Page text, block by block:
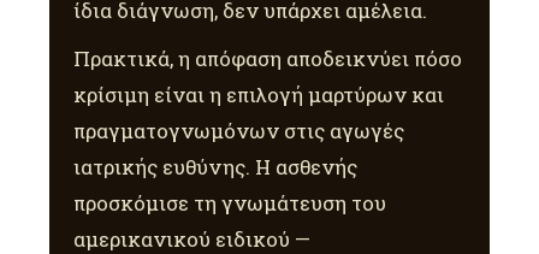
ίδια διάγνωση, δεν υπάρχει αμέλεια.
Πρακτικά, η απόφαση αποδεικνύει πόσο
κρίσιμη είναι η επιλογή μαρτύρων και
πραγματογνωμόνων στις αγωγές
ιατρικής ευθύνης. Η ασθενής
προσκόμισε τη γνωμάτευση του
αμερικανικού ειδικού —